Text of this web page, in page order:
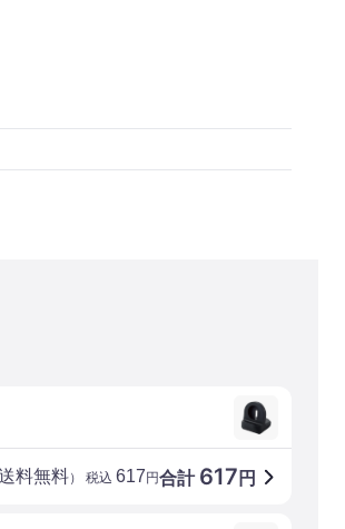
合計 617 円
料無料） 税込 617円